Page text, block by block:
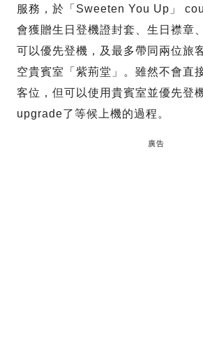
服務，於「Sweeten You Up」
會獲贈生日登機證封套、生日襟章
可以優先登機，及最多帶同兩位旅
空貴賓室「紫荊堂」。雖然不會直
客位，但可以使用貴賓室並優先登
upgrade了等候上機的過程。
廣告